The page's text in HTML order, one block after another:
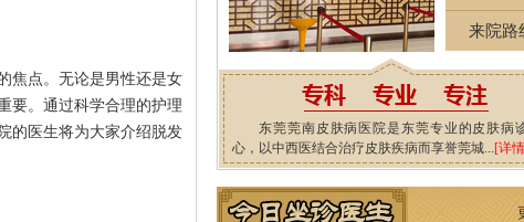
焦点。无论是男性还是女
要。通过科学合理的护理
的医生将为大家介绍脱发
来院路
东莞莞南皮肤病医院是东莞专业的皮肤病
心，以中西医结合治疗皮肤疾病而享誉莞城...[详